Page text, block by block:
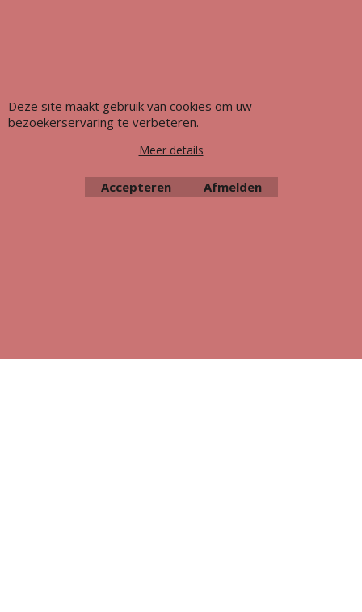
Deze site maakt gebruik van cookies om uw
bezoekerservaring te verbeteren.
Meer details
Accepteren Afmelden